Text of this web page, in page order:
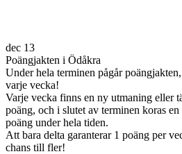
dec 13
Poängjakten i Ödåkra
Under hela terminen pågår
varje vecka!
Varje vecka finns en ny utmaning eller
poäng, och i slutet av terminen koras
poäng under hela tiden.
Att bara delta garanterar 1 poäng per
chans till fler!